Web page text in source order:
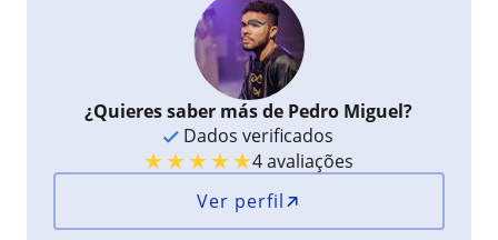
¿Quieres saber más de Pedro Miguel?
Dados verificados
★★★★★4 avaliações
Ver perfil